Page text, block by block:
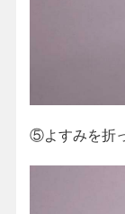
⑤よすみを折